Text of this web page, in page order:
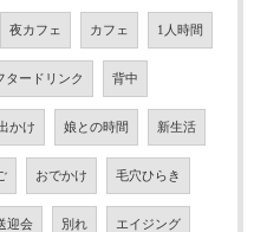
夜カフェ カフェ 1人時間
タードリンク 背中
かけ 娘との時間 新生活
おでかけ 毛穴ひらき
迎会 別れ エイジング